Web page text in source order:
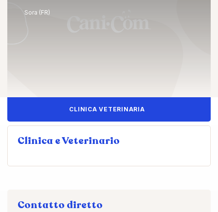
Sora (FR)
CLINICA VETERINARIA
Clinica e Veterinario
Contatto diretto